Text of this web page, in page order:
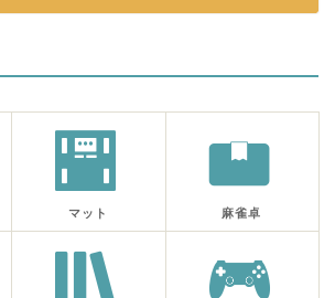
マット 麻雀卓